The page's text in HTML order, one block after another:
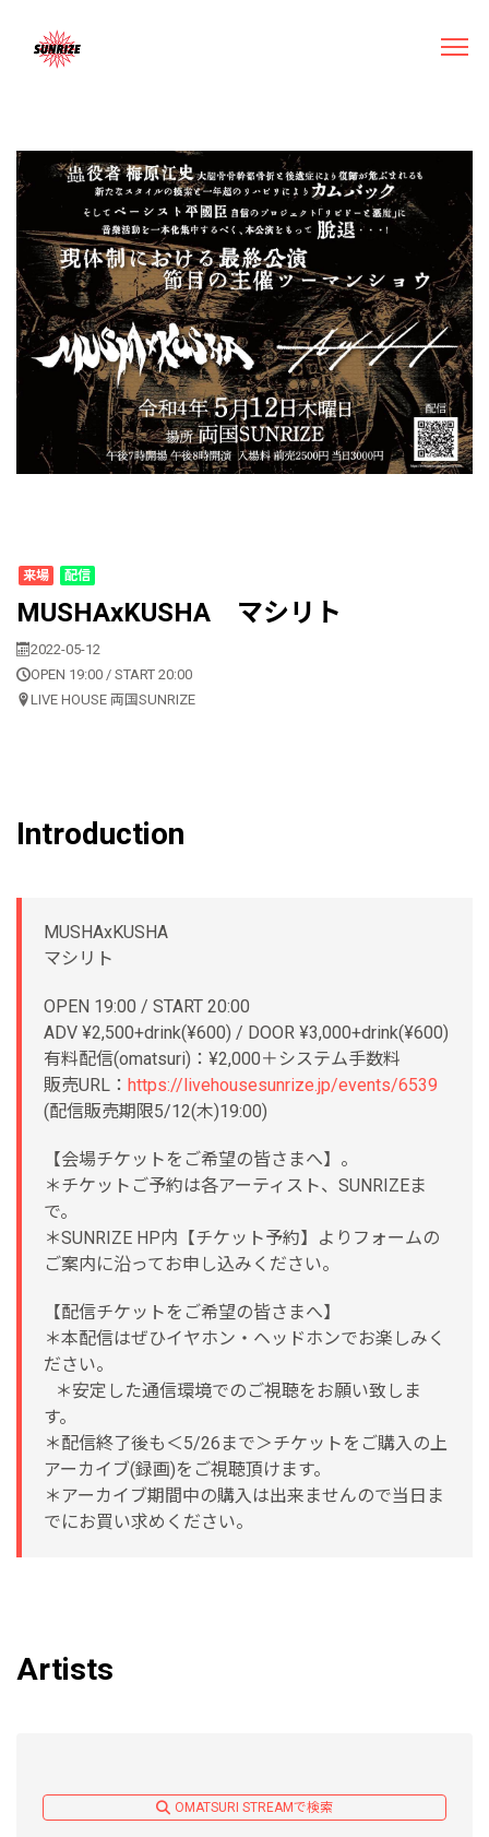
来場 配信
MUSHAxKUSHA マシリト
2022-05-12
OPEN 19:00 / START 20:00
LIVE HOUSE 両国SUNRIZE
Introduction
MUSHAxKUSHA
マシリト
OPEN 19:00 / START 20:00
ADV ¥2,500+drink(¥600) / DOOR ¥3,000+drink(¥600)
有料配信(omatsuri)：¥2,000＋システム手数料
販売URL： https://livehousesunrize.jp/events/6539
(配信販売期限5/12(木)19:00)
【会場チケットをご希望の皆さまへ】。
＊チケットご予約は各アーティスト、SUNRIZEま
で。
＊SUNRIZE HP内【チケット予約】よりフォームの
ご案内に沿ってお申し込みください。
【配信チケットをご希望の皆さまへ】
＊本配信はぜひイヤホン・ヘッドホンでお楽しみく
ださい。
＊安定した通信環境でのご視聴をお願い致しま
す。
＊配信終了後も＜5/26まで＞チケットをご購入の上
アーカイブ(録画)をご視聴頂けます。
＊アーカイブ期間中の購入は出来ませんので当日ま
でにお買い求めください。
Artists
OMATSURI STREAMで検索